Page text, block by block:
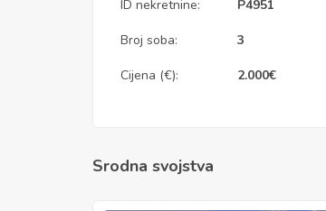
ID nekretnine: P4951
Broj soba: 3
Cijena (€): 2.000€
Srodna svojstva